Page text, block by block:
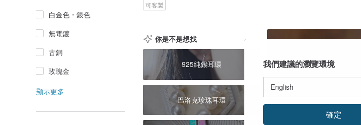
白金色・銀色
無電鍍
古銅
玫瑰金
顯示更多
可客製
你是不是想找
925純銀耳環
巴洛克珍珠耳環
我們建議的瀏覽環境
確定